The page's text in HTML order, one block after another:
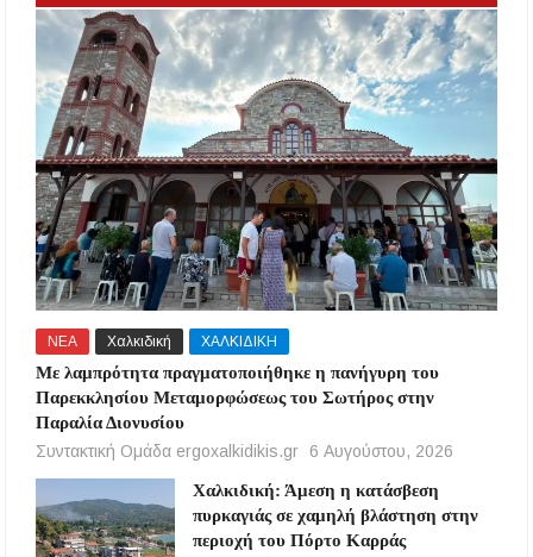
ΝΕΑ Χαλκιδική ΧΑΛΚΙΔΙΚΗ
Με λαμπρότητα πραγματοποιήθηκε η πανήγυρη του
Παρεκκλησίου Μεταμορφώσεως του Σωτήρος στην
Παραλία Διονυσίου
Συντακτική Ομάδα ergoxalkidikis.gr
6 Αυγούστου, 2026
Χαλκιδική: Άμεση η κατάσβεση
πυρκαγιάς σε χαμηλή βλάστηση στην
περιοχή του Πόρτο Καρράς